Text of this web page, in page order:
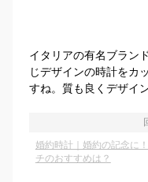
イタリアの有名ブラン
じデザインの時計をカ
すね。質も良くデザイ
婚約時計｜婚約の記念に
チのおすすめは？